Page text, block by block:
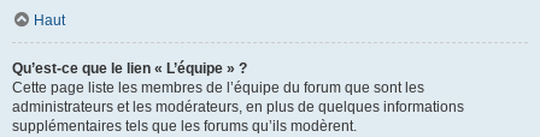
Haut
Qu’est-ce que le lien « L’équipe » ?
Cette page liste les membres de l’équipe du forum que sont les
administrateurs et les modérateurs, en plus de quelques informations
supplémentaires tels que les forums qu’ils modèrent.